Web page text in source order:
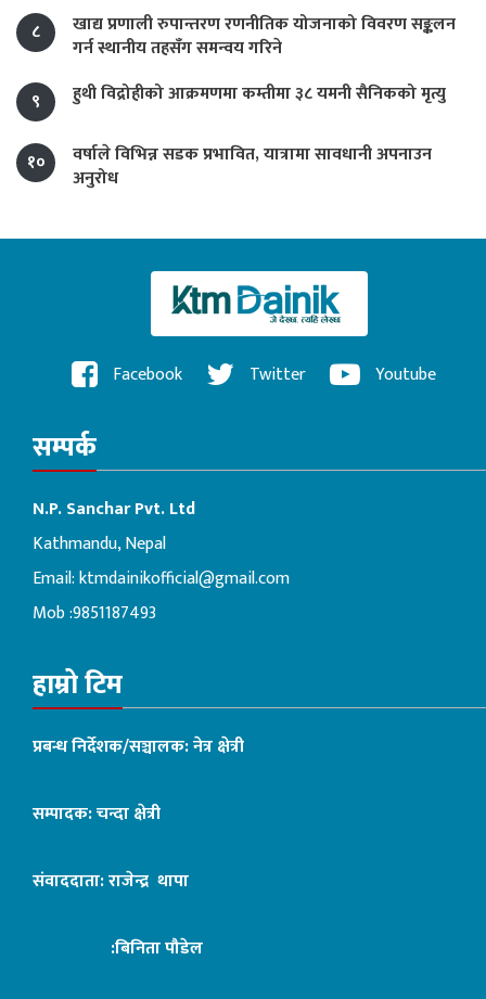
८
खाद्य प्रणाली रुपान्तरण रणनीतिक योजनाको विवरण सङ्कलन
गर्न स्थानीय तहसँग समन्वय गरिने
९
हुथी विद्रोहीको आक्रमणमा कम्तीमा ३८ यमनी सैनिकको मृत्यु
१०
वर्षाले विभिन्न सडक प्रभावित, यात्रामा सावधानी अपनाउन
अनुरोध
Facebook Twitter Youtube
सम्पर्क
N.P. Sanchar Pvt. Ltd
Kathmandu, Nepal
Email:ktmdainikofficial@gmail.com
Mob :9851187493
हाम्रो टिम
प्रबन्ध निर्देशक/सञ्चालक: नेत्र क्षेत्री
सम्पादक: चन्दा क्षेत्री
संवाददाता: राजेन्द्र थापा
:बिनिता पौडेल